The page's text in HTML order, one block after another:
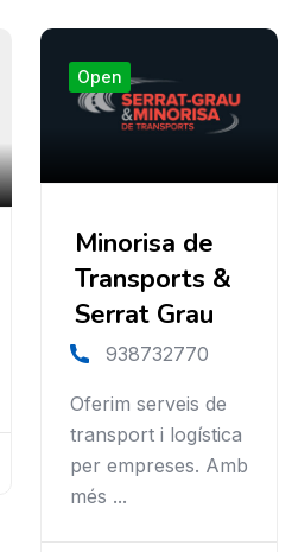
Open
Minorisa de
Transports &
Serrat Grau
938732770
Oferim serveis de
transport i logística
per empreses. Amb
més ...